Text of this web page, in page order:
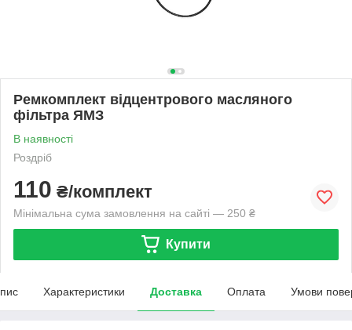
Ремкомплект відцентрового масляного
фільтра ЯМЗ
В наявності
Роздріб
110 ₴/комплект
Мінімальна сума замовлення на сайті — 250 ₴
Купити
Характеристики Доставка Оплата Умови